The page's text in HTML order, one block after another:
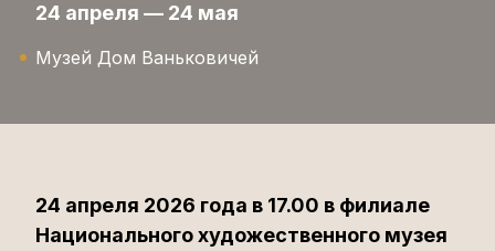
24 апреля — 24 мая
Музей Дом Ваньковичей
24 апреля 2026 года в 17.00 в филиале
Национального художественного музея